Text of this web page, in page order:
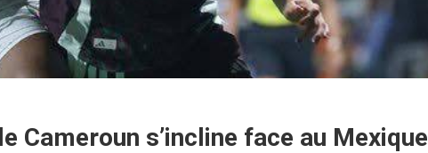
Cameroun s’incline face au Mexique